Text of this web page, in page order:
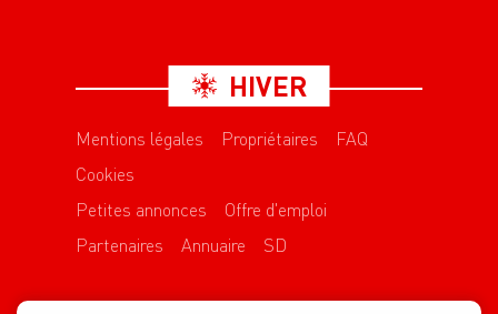
HIVER
Mentions légales Propriétaires
FAQ
Cookies
Petites annonces
Offre d'emploi
Partenaires
Annuaire SD